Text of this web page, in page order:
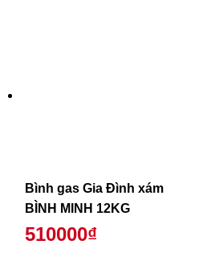
Bình gas Gia Đình xám
BÌNH MINH 12KG
510000₫